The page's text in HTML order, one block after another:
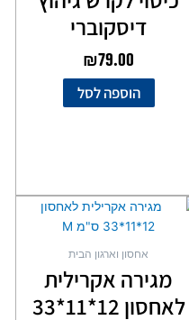
דיסקוברי
₪79.00
הוספה לסל
אחסון וארגון הבית
מגירה אקרילית
לאחסון 12*11*33